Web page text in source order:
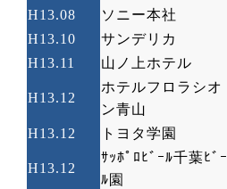
H13.08 ソニー本社
H13.10
サンデリカ
H13.11
山ノ上ホテル
H13.12
ホテルフロラシオ
ン青山
H13.12 トヨタ学園
H13.12
ｻｯﾎﾟﾛﾋﾞｰﾙ千葉ﾋﾞｰ
ﾙ園